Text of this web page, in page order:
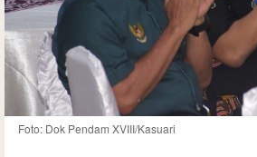
Foto: Dok Pendam XVIII/Kasuari